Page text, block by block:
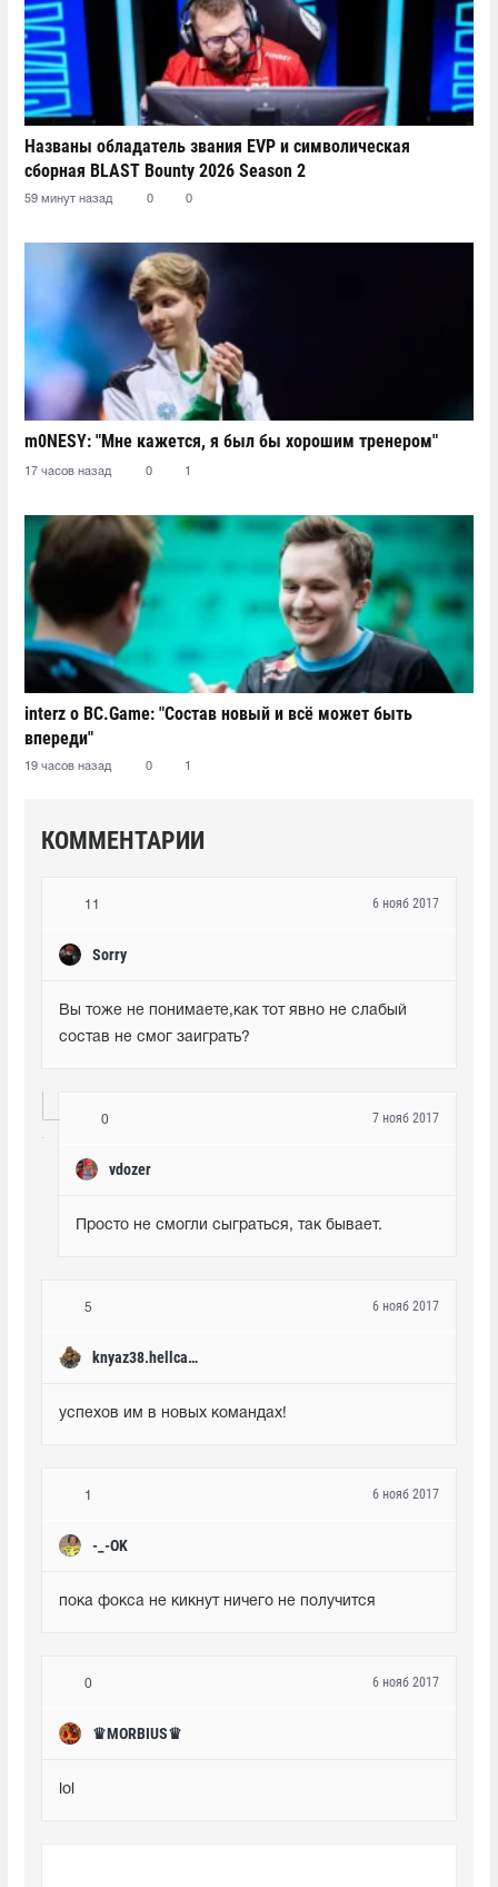
Названы обладатель звания EVP и символическая
сборная BLAST Bounty 2026 Season 2
59 минут назад 0 0
m0NESY: "Мне кажется, я был бы хорошим тренером"
17 часов назад 0 1
interz о BC.Game: "Состав новый и всё может быть
впереди"
19 часов назад 0 1
КОММЕНТАРИИ
11
Sorry
6 нояб 2017
Вы тоже не понимаете,как тот явно не слабый
состав не смог заиграть?
0
vdozer
7 нояб 2017
Просто не смогли сыграться, так бывает.
5
knyaz38.hellcase.com.
6 нояб 2017
успехов им в новых командах!
1
-_-OK
6 нояб 2017
пока фокса не кикнут ничего не получится
0
♛MORBIUS♛
6 нояб 2017
lol